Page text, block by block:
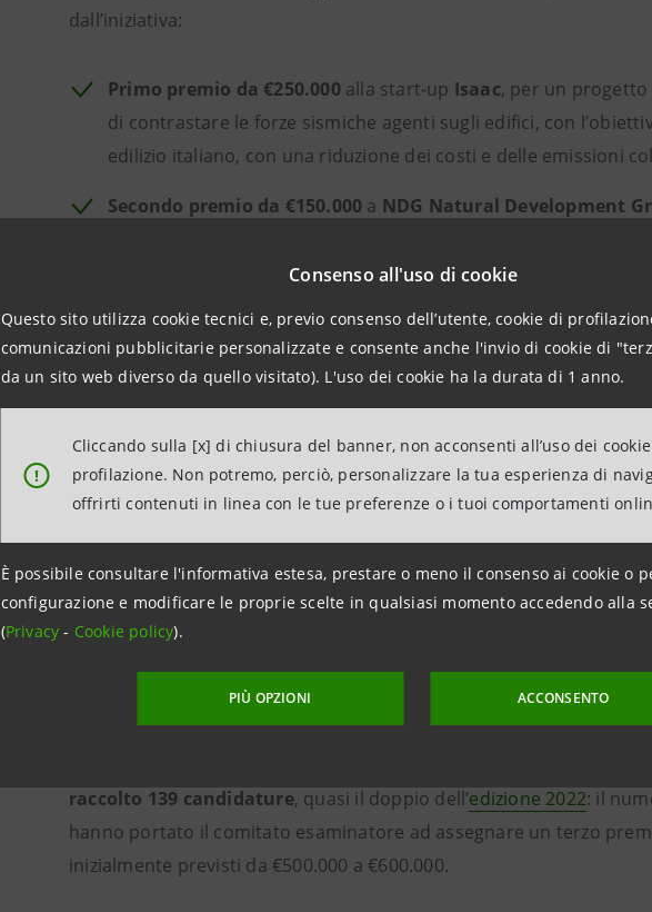
Consenso all'uso di cookie
Questo sito utilizza cookie tecnici e, previo consenso dell’utente, cookie di
comunicazioni pubblicitarie personalizzate e consente anche l'invio di cookie di
da un sito web diverso da quello visitato). L'uso dei cookie ha la durata di 1 anno.
!
Cliccando sulla [x] di chiusura del banner, non acconsenti all’uso dei
profilazione. Non potremo, perciò, personalizzare la tua esperienza di
offrirti contenuti in linea con le tue preferenze o i tuoi comportamenti
È possibile consultare l'informativa estesa, prestare o meno il consenso ai cookie o
configurazione e modificare le proprie scelte in qualsiasi momento accedendo alla
(Privacy- Cookie policy).
PIÙ OPZIONI ACCONSENTO
dall’iniziativa:
Primo premio da €250.000 alla start-up Isaac, per un
di contrastare le forze sismiche agenti sugli edifici, con
edilizio italiano, con una riduzione dei costi e delle emissioni
Secondo premio da €150.000 a NDG Natural Development
vettore inorganico biocompatibile che, associato all’utilizzo
di difendersi da attacchi patogeni e mutamenti climatici, con
Terzo premio da €100.000assegnato ex aequoa:
The Okapi Network, che punta ad accrescere la
prodotti plastic free per la pulizia della casa e cosmetici per
di acqua e l’utilizzo di formulazioni concentrate, da diluire, a
, che sviluppa un sistema assorbente, avvalendosi di
ripulire oceani e mari da sversamenti accidentali di
possibilità di riutilizzo fino a 200 volte
in
raccolto 139 candidature, quasi il doppio dell’edizione 2022: il
hanno portato il comitato esaminatore ad assegnare un terzo
inizialmente previsti da €500.000 a €600.000.